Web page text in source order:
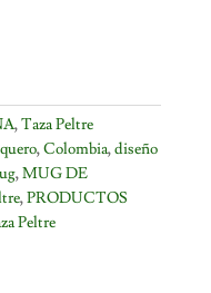
,Taza Peltre
,Colombia,diseño
,MUG DE
,PRODUCTOS
Peltre